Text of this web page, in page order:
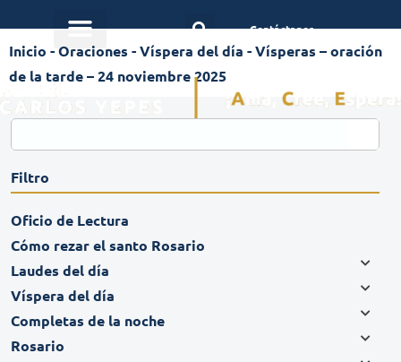
Contáctanos
Inicio -Oraciones -Víspera del día -Vísperas – oración
de la tarde – 24 noviembre 2025
Filtro
Oficio de Lectura
Cómo rezar el santo Rosario
Laudes del día
Víspera del día
Completas de la noche
Rosario